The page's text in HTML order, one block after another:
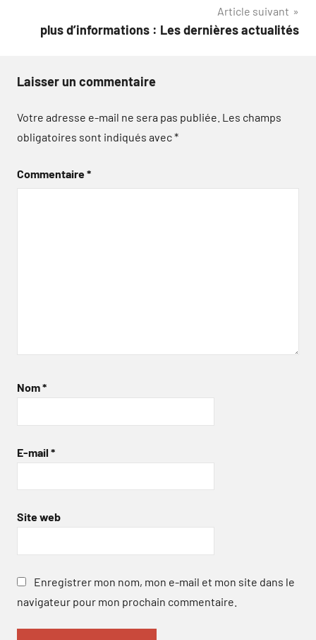
Article suivant
plus d’informations : Les dernières actualités
Laisser un commentaire
Votre adresse e-mail ne sera pas publiée. Les champs
obligatoires sont indiqués avec*
Commentaire*
Nom*
E-mail *
Site web
Enregistrer mon nom, mon e-mail et mon site dans le
navigateur pour mon prochain commentaire.